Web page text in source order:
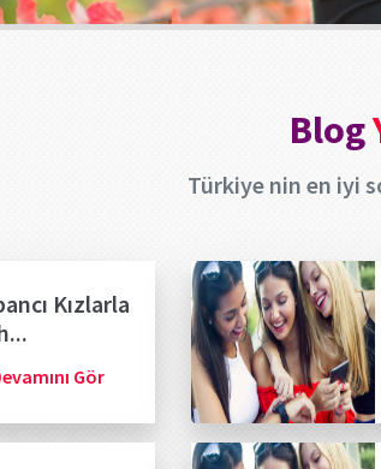
Blog
Türkiye nin en iyi
Kızlarla
Gör